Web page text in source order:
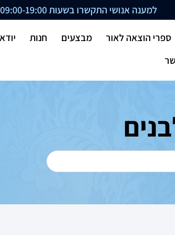
למענה אנושי התקשרו בשעות 09:00-19:00 לטלפון
ספרי הוצאה לאור מבצעים חנות